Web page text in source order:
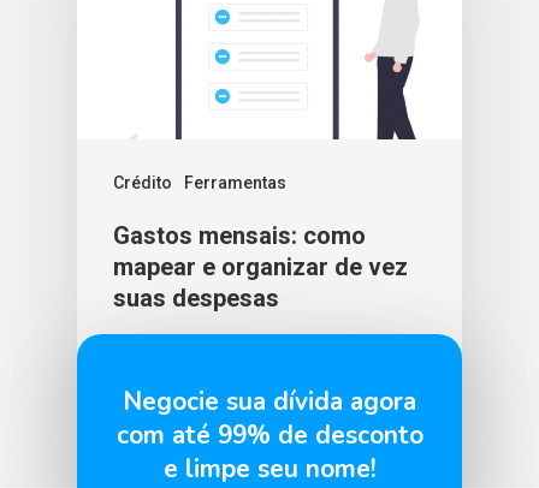
Crédito Ferramentas
Gastos mensais: como
mapear e organizar de vez
suas despesas
Negocie sua dívida agora
com até 99% de desconto
e limpe seu nome!